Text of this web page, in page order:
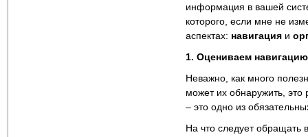
информация в вашей
которого, если мне не
аспектах: навигация и
1. Оцениваем навигацию
Неважно, как много
может их обнаружить, это
– это одно из
На что следует обращать